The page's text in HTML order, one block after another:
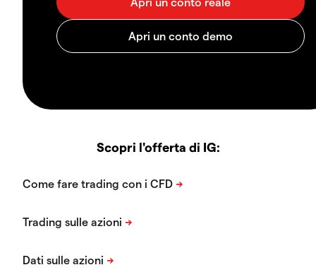
Scopri l'offerta di IG: